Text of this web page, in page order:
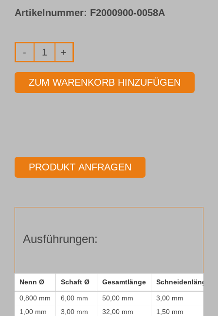
Artikelnummer: F2000900-0058A
Fräser
2-
Schneider
70,00
mm
ZUM WARENKORB HINZUFÜGEN
PRODUKT ANFRAGEN
Ausführungen:
Nenn Ø Schaft Ø Gesamtlänge Schneidenlänge
0,800 mm 6,00 mm 50,00 mm
3,00 mm
1,00 mm
3,00 mm 32,00 mm
1,50 mm